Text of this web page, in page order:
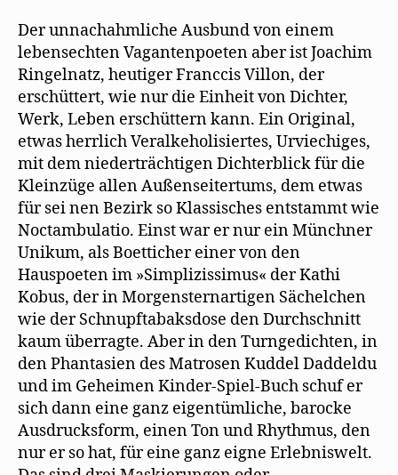
Der unnachahmliche Ausbund von einem
lebensechten Vagantenpoeten aber ist Joachim
Ringelnatz, heutiger Franccis Villon, der
erschüttert, wie nur die Einheit von Dichter,
Werk, Leben erschüttern kann. Ein Original,
etwas herrlich Veralkeholisiertes, Urviechiges,
mit dem niederträchtigen Dichterblick für die
Kleinzüge allen Außenseitertums, dem etwas
für sei nen Bezirk so Klassisches entstammt wie
Noctambulatio. Einst war er nur ein Münchner
Unikum, als Boetticher einer von den
Hauspoeten im »Simplizissimus« der Kathi
Kobus, der in Morgensternartigen Sächelchen
wie der Schnupftabaksdose den Durchschnitt
kaum überragte. Aber in den Turngedichten, in
den Phantasien des Matrosen Kuddel Daddeldu
und im Geheimen Kinder-Spiel-Buch schuf er
sich dann eine ganz eigentümliche, barocke
Ausdrucksform, einen Ton und Rhythmus, den
nur er so hat, für eine ganz eigne Erlebniswelt.